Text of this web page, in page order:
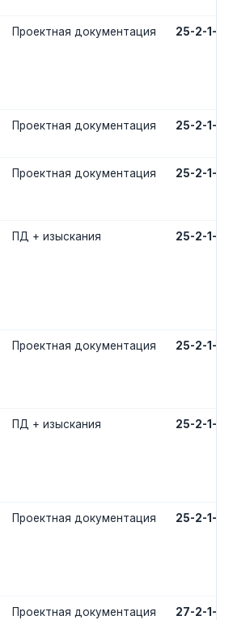
Проектная документация 25-2-1-
Проектная документация 25-2-1-2-
Проектная документация 25-2-1-2-
ПД + изыскания 25-2-1-3-
Проектная документация 25-2-1-
ПД + изыскания 25-2-1-
Проектная документация 25-2-1-
Проектная документация 27-2-1-